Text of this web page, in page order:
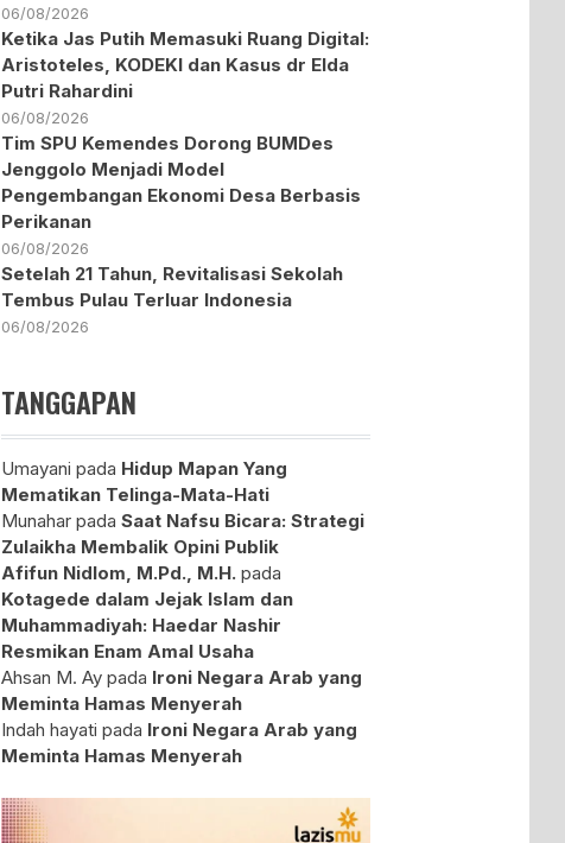
06/08/2026
Ketika Jas Putih Memasuki Ruang Digital:
Aristoteles, KODEKI dan Kasus dr Elda
Putri Rahardini
06/08/2026
Tim SPU Kemendes Dorong BUMDes
Jenggolo Menjadi Model
Pengembangan Ekonomi Desa Berbasis
Perikanan
06/08/2026
Setelah 21 Tahun, Revitalisasi Sekolah
Tembus Pulau Terluar Indonesia
06/08/2026
TANGGAPAN
Umayani pada Hidup Mapan Yang
Mematikan Telinga-Mata-Hati
Munahar padaSaat Nafsu Bicara: Strategi
Zulaikha Membalik Opini Publik
Afifun Nidlom, M.Pd., M.H. pada
Kotagede dalam Jejak Islam dan
Muhammadiyah: Haedar Nashir
Resmikan Enam Amal Usaha
Ahsan M. Ay pada Ironi Negara Arab yang
Meminta Hamas Menyerah
Indah hayati pada Ironi Negara Arab yang
Meminta Hamas Menyerah